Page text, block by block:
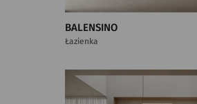
BALENSINO
Łazienka